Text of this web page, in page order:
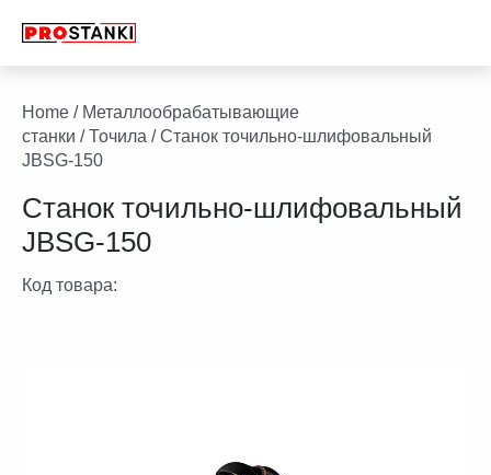
Home / Металлообрабатывающие
станки /Точила / Станок точильно-шлифовальный
JBSG-150
Станок точильно-шлифовальный
JBSG-150
Код товара: